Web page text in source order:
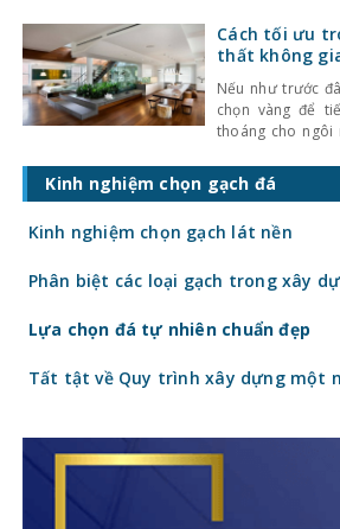
bài viết này để
Cách tối ưu
thất không
Nếu như trước
chọn vàng để
thoáng cho ngôi
không gian mở
mang lại sự
Kinh nghiệm chọn gạch đá
Kinh nghiệm chọn gạch lát nền
Phân biệt các loại gạch trong xây
Lựa chọn đá tự nhiên chuẩn đẹp
Tất tật về Quy trình xây dựng một